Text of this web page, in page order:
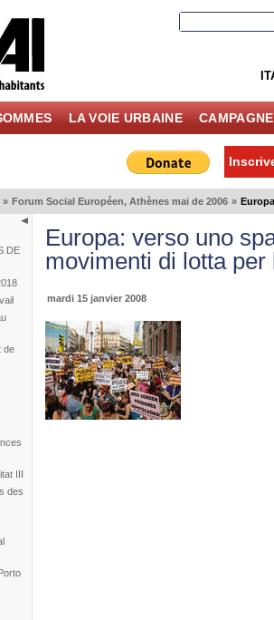
LA VOIE URBAINE
» Forum Social Européen, Athènes mai de 2006 »
DE
de
III
des
Europa: verso uno
movimenti di lotta per
mardi 15 janvier 2008